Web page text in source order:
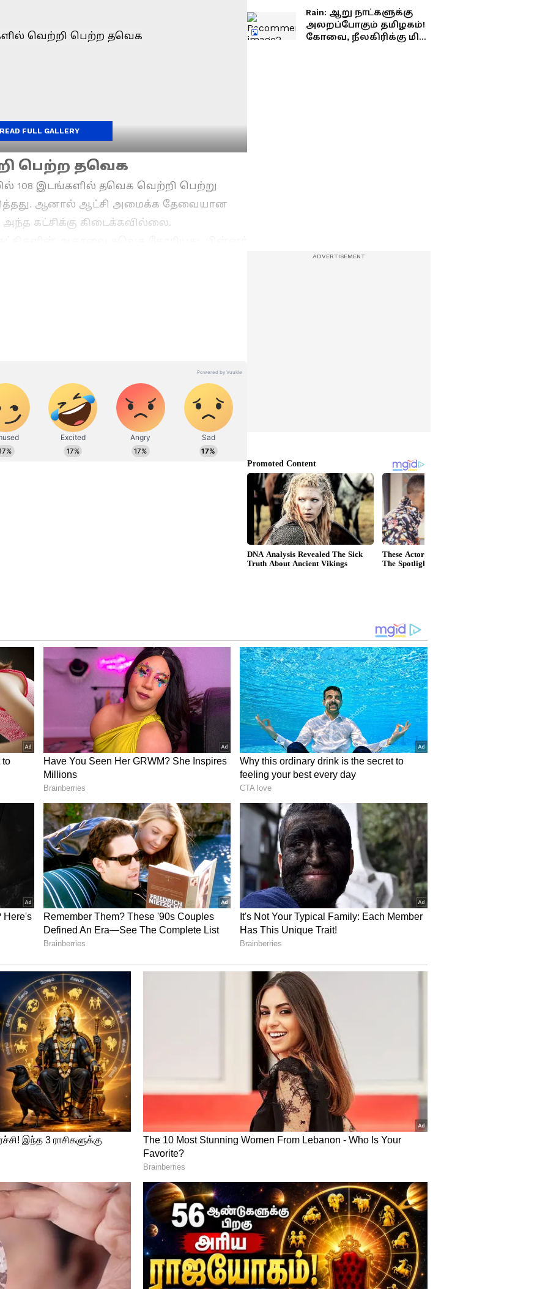
பெற்ற தவெக
108 இடங்களில் தவெக வெற்றி பெற்று
ஆனால் ஆட்சி அமைக்க தேவையான
கட்சிக்கு கிடைக்கவில்லை.
Rain: ஆறு நாட்களுக்கு
அலறப்போகும் தமிழகம்!
கோவை, நீலகிரிக்கு மிக
கனமழை எச்சரிக்கை!
வானிலை மையம்!
அதிமுக எம்எல்ஏக்கள்
ஆகியவை முதலில் வெளியில் இருந்து
பின்னர் தவெக அமைச்சரவையில்
சிபிஐ ஆகியை நிபந்தனையற்ற ஆதரவை
வாக்கெடுப்பில் அமமுக ஒரு வெற்றி
அதிமுகவின் எஸ்.பி. வேலுமணி மற்றும்
எம்.எல்.ஏ.க்கள் தவெக அரசுக்கு ஆதரவாக
அதிர்ச்சி கொடுத்தனர்.
FULL GALLERY
கொடுத்த ஐகோர்ட்.!
நடந்தது என்ன?
Rain: ஆறு நாட்களுக்கு
அலறப்போகும் தமிழகம்!
கோவை, நீலகிரிக்கு மிக